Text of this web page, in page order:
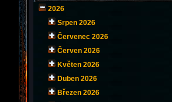
2026
Srpen 2026
Červenec 2026
Červen 2026
Květen 2026
Duben 2026
Březen 2026